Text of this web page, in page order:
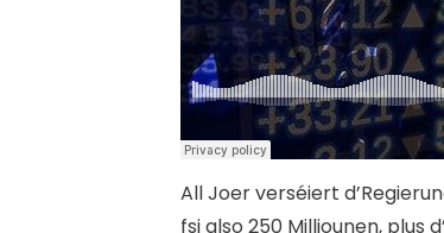
All Joer verséiert
fsi also 250 Milliounen, plus